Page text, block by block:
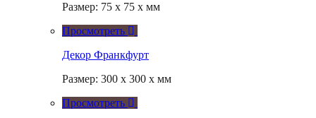
Размер: 75 x 75 x мм
Просмотреть
Декор Франкфурт
Размер: 300 x 300 x мм
Просмотреть